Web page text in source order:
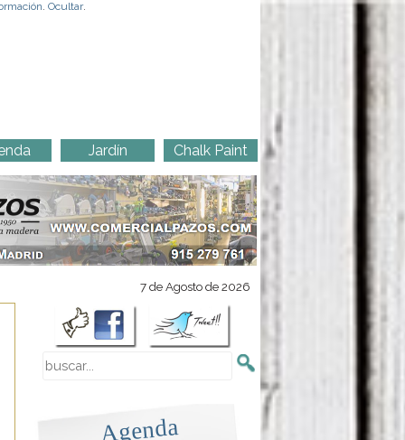
. Ocultar.
Jardín Chalk Paint
7 de Agosto de 2026
Agenda